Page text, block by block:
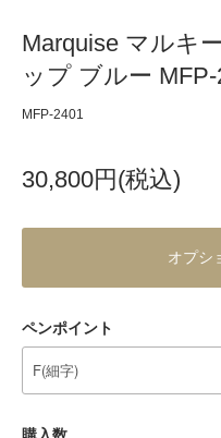
Marquise マルキ
ップ ブルー
MFP-2401
30,800円(税込)
オプシ
ペンポイント